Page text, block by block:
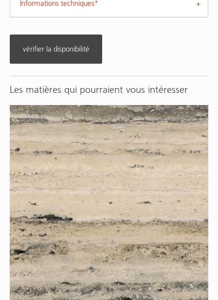
Informations techniques*
vérifier la disponibilité
Les matières qui pourraient vous intéresser